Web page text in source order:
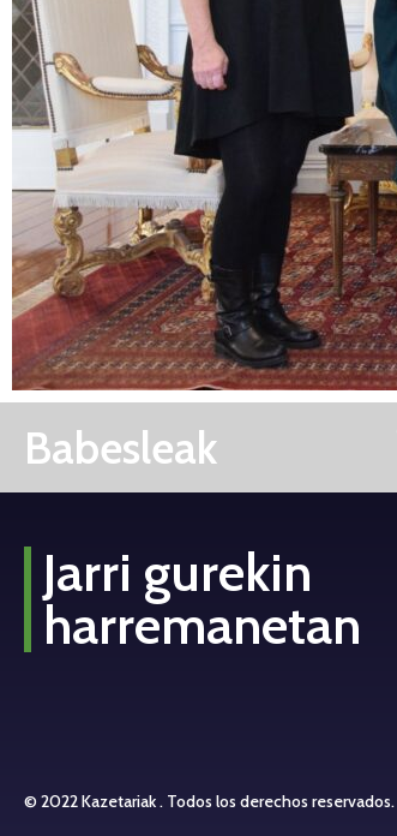
Babesleak
Jarri gurekin
harremanetan
© 2022 Kazetariak . Todos los derechos reservados.